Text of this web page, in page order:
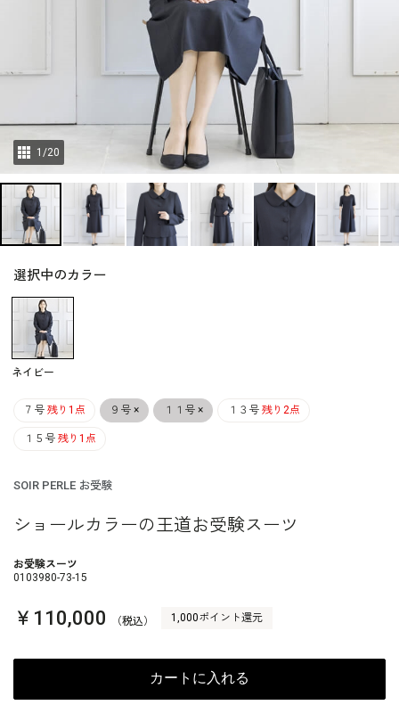
1 /20
選択中のカラー
ネイビー
７号 残り1点 ９号 × １１号 × １３号 残り2点
１５号 残り1点
SOIR PERLE お受験
ショールカラーの王道お受験スーツ
お受験スーツ
0103980-73-15
￥110,000 （税込） 1,000ポイント還元
カートに入れる